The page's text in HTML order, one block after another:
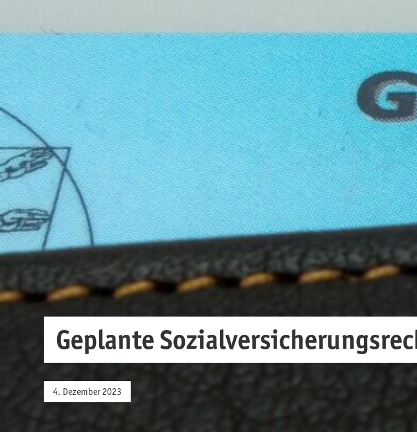
Geplante
4. Dezember 2023